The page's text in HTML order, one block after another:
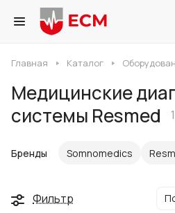
Главная Каталог
Медицинские
системы Resmed
Бренды Somnomedics
Фильтр